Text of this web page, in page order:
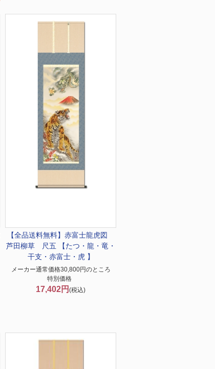
【全品送料無料】 赤富士龍虎図
芦田柳草 尺五 【たつ・龍・竜・
干支・赤富士・虎 】
メーカー通常価格30,800円のところ
特別価格
17,402円 (税込)